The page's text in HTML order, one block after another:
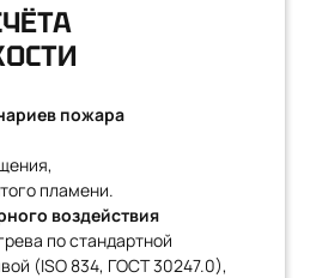
пожара
пламени.
воздействия
по стандартной
(ISO 834, ГОСТ 30247.0),